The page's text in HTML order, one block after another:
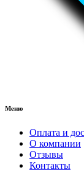
Меню
Оплата и
О компании
Отзывы
Контакты